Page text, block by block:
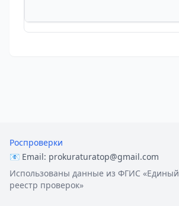
Роспроверки
📧 Email: prokuraturatop@gmail.com
Использованы данные из ФГИС «Единый
реестр проверок»